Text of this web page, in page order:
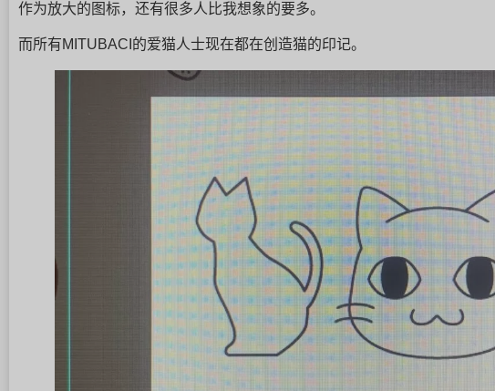
作为放大的图标，还有很多人比我想象的要多。
而所有MITUBACI的爱猫人士现在都在创造猫的印记。